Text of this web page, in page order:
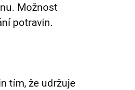
Možnost
potravin.
tím, že udržuje